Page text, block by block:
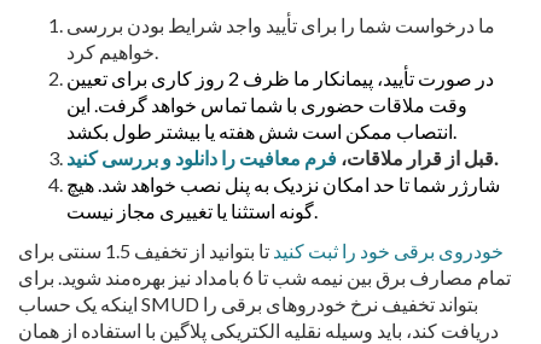
ما درخواست شما را برای تأیید واجد شرایط بودن بررسی
خواهیم کرد.
در صورت تأیید، پیمانکار ما ظرف 2 روز کاری برای تعیین
وقت ملاقات حضوری با شما تماس خواهد گرفت. این
انتصاب ممکن است شش هفته یا بیشتر طول بکشد.
قبل از قرار ملاقات، فرم معافیت را دانلود و بررسی کنید
.
شارژر شما تا حد امکان نزدیک به پنل نصب خواهد شد. هیچ
گونه استثنا یا تغییری مجاز نیست.
خودروی برقی خود را ثبت کنید
تا بتوانید از تخفیف 1.5 سنتی برای
تمام مصارف برق بین نیمه شب تا 6 بامداد نیز بهره‌مند شوید. برای
اینکه یک حساب SMUD بتواند تخفیف نرخ خودروهای برقی را
دریافت کند، باید وسیله نقلیه الکتریکی پلاگین با استفاده از همان